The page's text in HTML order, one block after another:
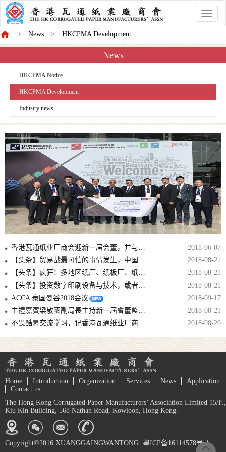
香
港
會
News HKCPMA Development
News
HKCPMA Notice
HKCPMA Development
Industry news
香港瓦通纸业厂商会迎新一届会董，并与中包联纸委会结战略合作伙伴！！
2018-06-07
【头条】贸易战最可怕的事情发生，中国拿美废再动刀，国废可能要涨上天！
2018-08-21
【头条】疯狂！多地区纸厂、纸板厂、纸箱厂纷纷发出5月涨价函！
2018-08-21
【头条】投资数字印刷设备与技术，或者至少准备投资，是避免落后的必要条件！
2018-08-21
ACCA 泰国曼谷2018会议
2018-09-17
主禮嘉賓梁敬國副局長主持新一屆會董監誓儀式
2018-08-21
不畏酷暑交流学习，记香港瓦通纸业厂商会华东2日考察参观行
2018-08-20
Home Introduction Organization Services News
Application
Contact us
The Hong Kong Corrugated Paper Manufacturers’ Association Limited 15/F.,
Kiu Kin Building, 568 Nathan Road, Kowloon, Hong Kong.
Copyright©2016 XUANGGAINGWANTONG. 粤ICP备16114578号-1